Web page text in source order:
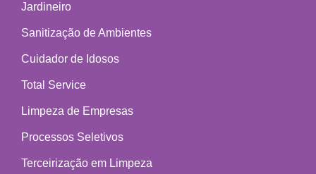
Jardineiro
Sanitização de Ambientes
Cuidador de Idosos
Total Service
Limpeza de Empresas
Processos Seletivos
Terceirização em Limpeza